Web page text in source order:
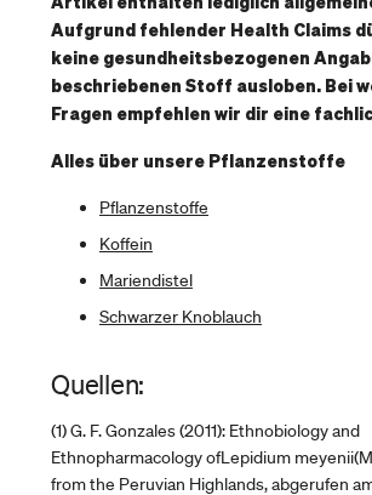
Aufgrund fehlender Health Claims
keine gesundheitsbezogenen
beschriebenen Stoff ausloben. Bei
Fragen empfehlen wir dir eine
Alles über unsere Pflanzenstoffe
Pflanzenstoffe
Koffein
Mariendistel
Schwarzer Knoblauch
Quellen:
(1) G. F. Gonzales (2011): Ethnobiology and
Ethnopharmacology ofLepidium
from the Peruvian Highlands, abgerufen